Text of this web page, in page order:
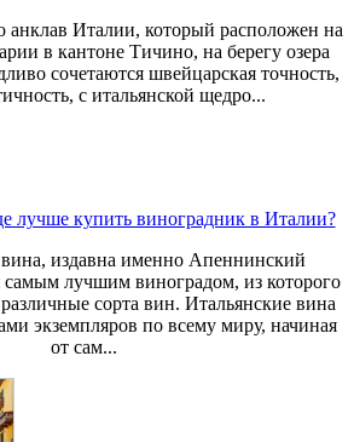
анклав Италии, который расположен на
в кантоне Тичино, на берегу озера
сочетаются швейцарская точность,
с итальянской щедро...
лучше купить виноградник в Италии?
издавна именно Апеннинский
самым лучшим виноградом, из которого
сорта вин. Итальянские вина
экземпляров по всему миру, начиная
от сам...